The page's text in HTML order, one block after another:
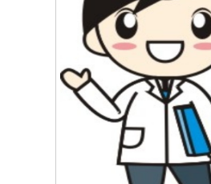
衛教園地
意見反映
永續專區
醫療人文